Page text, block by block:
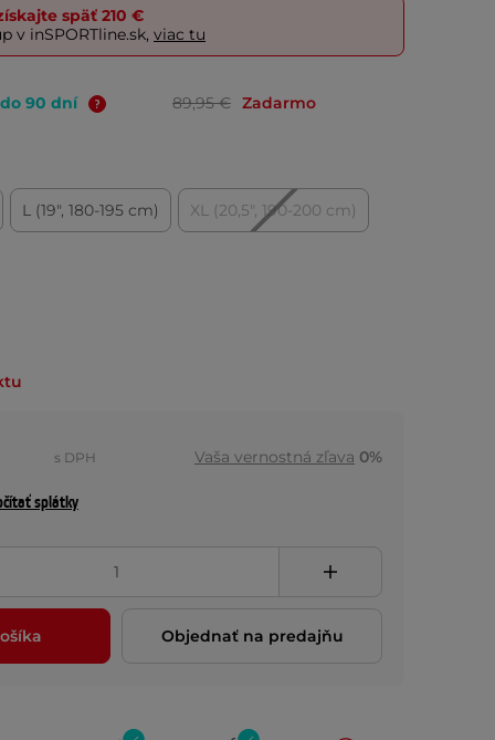
späť 210 €
v inSPORTline.sk, viac tu
90 dní 89,95 € Zadarmo
L (19", 180-195 cm) XL (20,5", 190-200 cm)
s DPH Vaša vernostná zľava 0%
splátky
Objednať na predajňu